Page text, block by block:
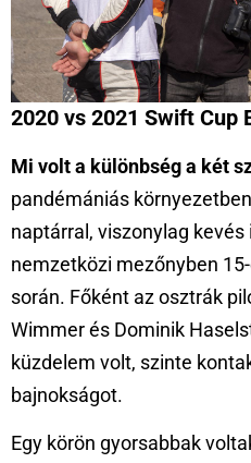
2020 vs 2021 Swift Cup
Mi volt a különbség a két
pandémániás
naptárral, viszonylag
nemzetközi mezőnyben
során. Főként az osztrák
Wimmer és Dominik
küzdelem volt, szinte
bajnokságot.
Egy körön gyorsabbak